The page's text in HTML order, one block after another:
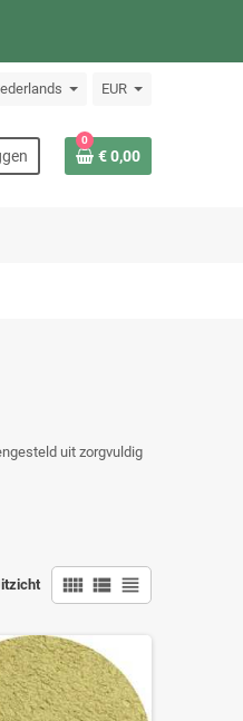
EUR
0
€ 0,00
uit zorgvuldig
view_comfy view_list view_headline